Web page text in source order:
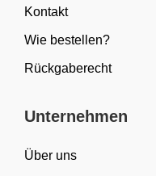
Kontakt
Wie bestellen?
Rückgaberecht
Unternehmen
Über uns